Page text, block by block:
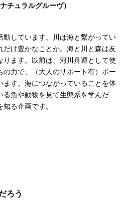
チュラルグルーヴ）
しています。川は海と繋がってい
け豊かなことか。海と川と森は友
ます。以前は、河川舟運として使
の力で、（大人のサポート有）ボー
ます。海につながっていることを体
魚や動物を見て生態系を学んだ
る企画です。
ろう